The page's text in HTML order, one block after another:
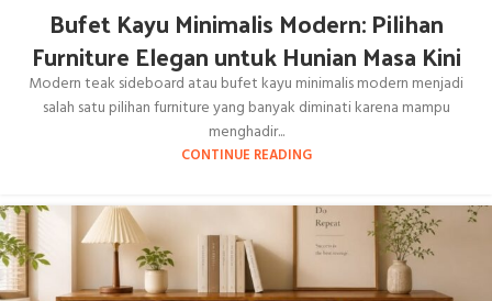
Bufet Kayu Minimalis Modern: Pilihan
Furniture Elegan untuk Hunian Masa Kini
Modern teak sideboard atau bufet kayu minimalis modern menjadi
salah satu pilihan furniture yang banyak diminati karena mampu
menghadir...
CONTINUE READING